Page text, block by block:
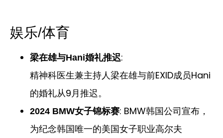
娱乐/体育
梁在雄与Hani婚礼推迟:
精神科医生兼主持人梁在雄与前EXID成员Hani
的婚礼从9月推迟。
2024 BMW女子锦标赛: BMW韩国公司宣布，
为纪念韩国唯一的美国女子职业高尔夫